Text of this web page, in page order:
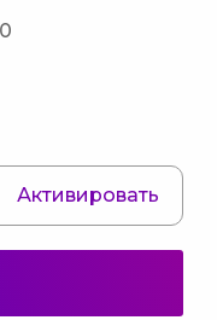
Активировать